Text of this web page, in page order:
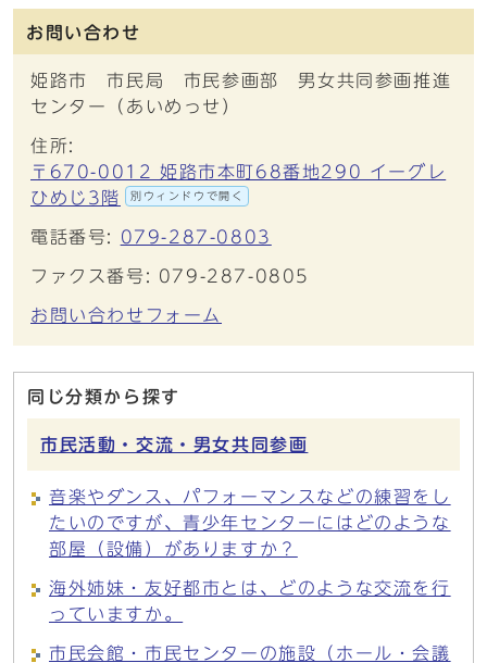
お問い合わせ
姫路市 市民局 市民参画部 男女共同参画推進
センター（あいめっせ）
住所:
〒670-0012 姫路市本町68番地290 イーグレ
ひめじ3階
別ウィンドウで開く
電話番号: 079-287-0803
ファクス番号: 079-287-0805
お問い合わせフォーム
同じ分類から探す
市民活動・交流・男女共同参画
音楽やダンス、パフォーマンスなどの練習をし
たいのですが、青少年センターにはどのような
部屋（設備）がありますか？
海外姉妹・友好都市とは、どのような交流を行
っていますか。
市民会館・市民センターの施設（ホール・会議